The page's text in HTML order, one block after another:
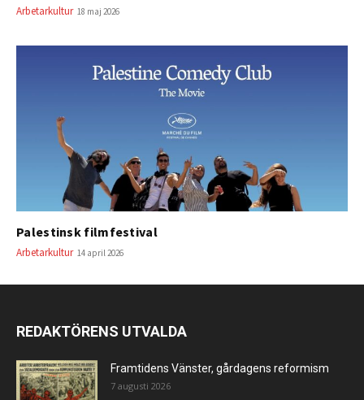
Arbetarkultur 18 maj 2026
Palestinsk filmfestival
Arbetarkultur 14 april 2026
REDAKTÖRENS UTVALDA
Framtidens Vänster, gårdagens reformism
7 augusti 2026